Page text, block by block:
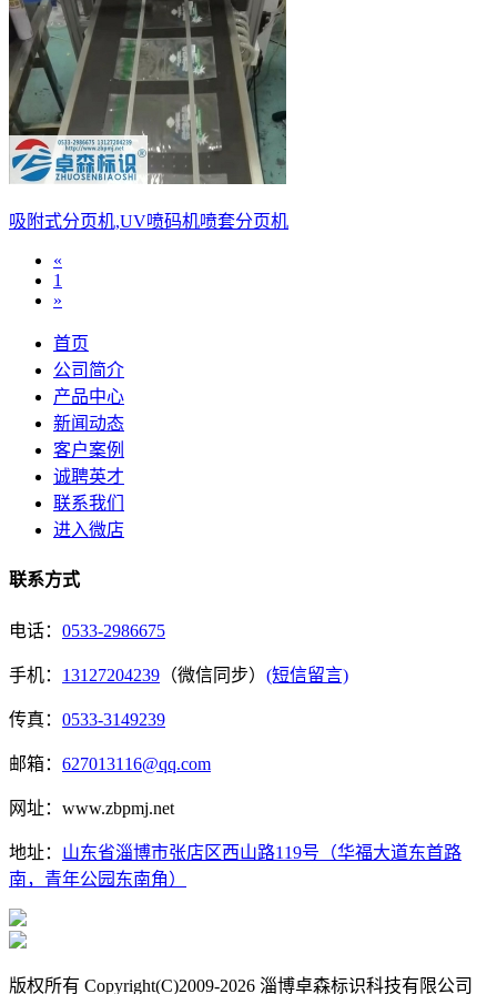
吸附式分页机,UV喷码机喷套分页机
«
1
»
首页
公司简介
产品中心
新闻动态
客户案例
诚聘英才
联系我们
进入微店
联系方式
电话： 0533-2986675
手机： 13127204239 （微信同步） (短信留言)
传真： 0533-3149239
邮箱： 627013116@qq.com
网址：www.zbpmj.net
地址： 山东省淄博市张店区西山路119号（华福大道东首路
南，青年公园东南角）
版权所有 Copyright(C)2009-2026 淄博卓森标识科技有限公司